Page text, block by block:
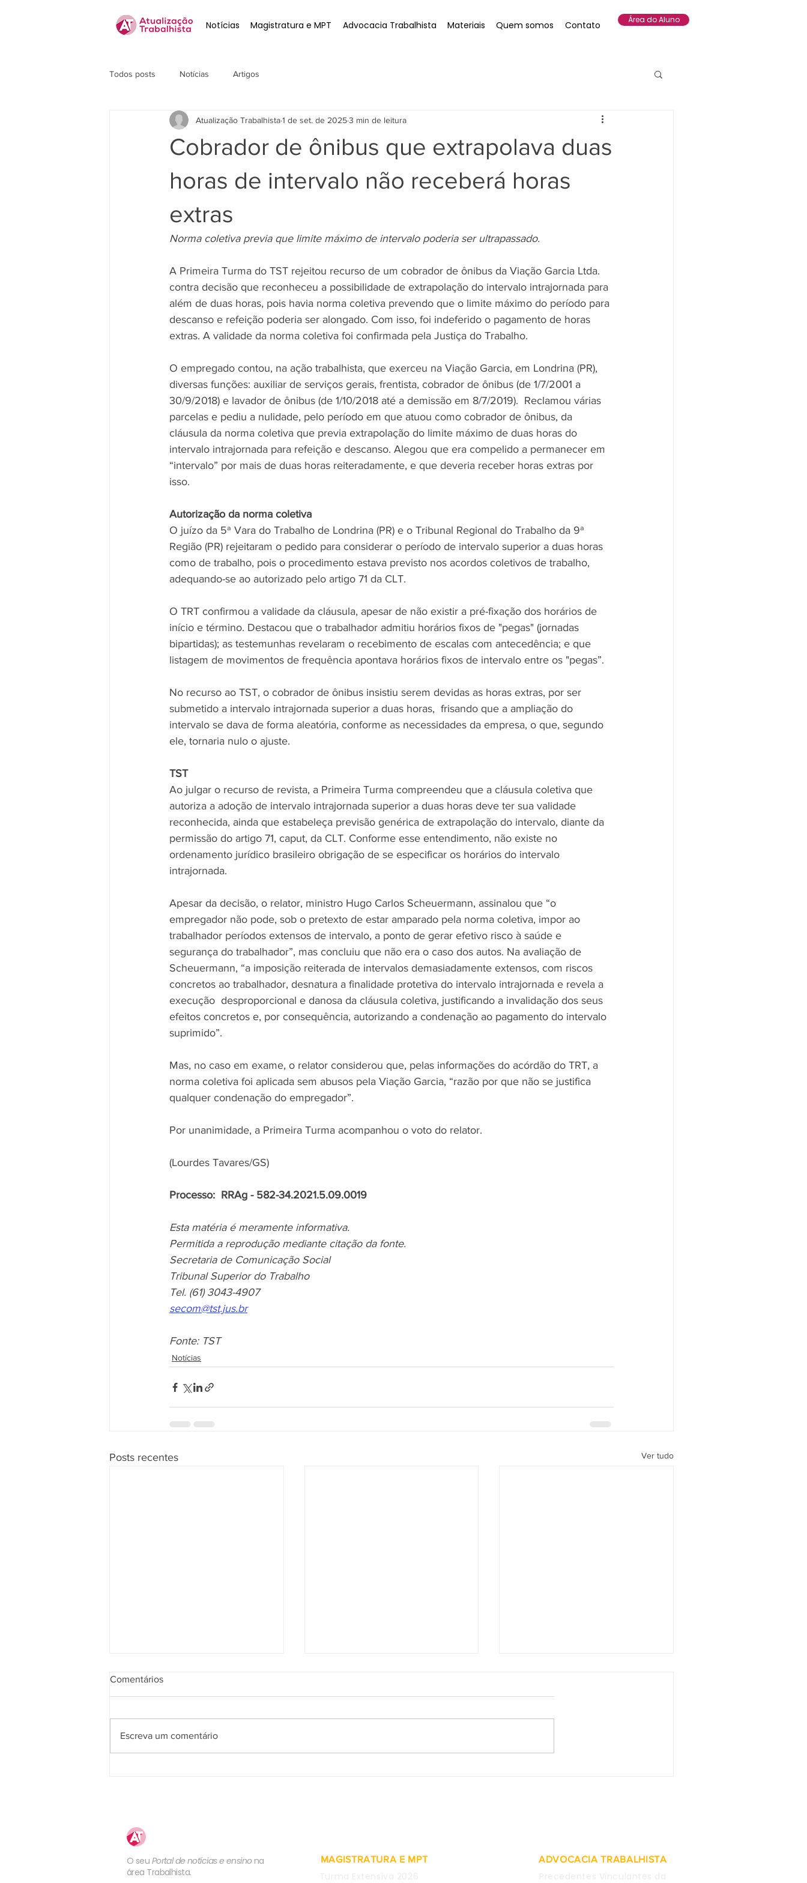
Notícias Magistratura e MPT Advocacia Trabalhista Materiais Quem somos Contato Área do Aluno
Todos posts Notícias Artigos
Cobrador de ônibus que extrapolava duas
horas de intervalo não receberá horas
extras
Atualização Trabalhista1 de set. de 20253 min de leitura
Norma coletiva previa que limite máximo de intervalo poderia ser ultrapassado.
A Primeira Turma do TST rejeitou recurso de um cobrador de ônibus da Viação Garcia Ltda.
contra decisão que reconheceu a possibilidade de extrapolação do intervalo intrajornada para
além de duas horas, pois havia norma coletiva prevendo que o limite máximo do período para
descanso e refeição poderia ser alongado. Com isso, foi indeferido o pagamento de horas
extras. A validade da norma coletiva foi confirmada pela Justiça do Trabalho.
O empregado contou, na ação trabalhista, que exerceu na Viação Garcia, em Londrina (PR),
diversas funções: auxiliar de serviços gerais, frentista, cobrador de ônibus (de 1/7/2001 a
30/9/2018) e lavador de ônibus (de 1/10/2018 até a demissão em 8/7/2019).  Reclamou várias
parcelas e pediu a nulidade, pelo período em que atuou como cobrador de ônibus, da
cláusula da norma coletiva que previa extrapolação do limite máximo de duas horas do
intervalo intrajornada para refeição e descanso. Alegou que era compelido a permanecer em
“intervalo” por mais de duas horas reiteradamente, e que deveria receber horas extras por
isso.
Autorização da norma coletiva
O juízo da 5ª Vara do Trabalho de Londrina (PR) e o Tribunal Regional do Trabalho da 9ª
Região (PR) rejeitaram o pedido para considerar o período de intervalo superior a duas horas
como de trabalho, pois o procedimento estava previsto nos acordos coletivos de trabalho,
adequando-se ao autorizado pelo artigo 71 da CLT.
O TRT confirmou a validade da cláusula, apesar de não existir a pré-fixação dos horários de
início e término. Destacou que o trabalhador admitiu horários fixos de "pegas" (jornadas
bipartidas); as testemunhas revelaram o recebimento de escalas com antecedência; e que
listagem de movimentos de frequência apontava horários fixos de intervalo entre os "pegas”.
No recurso ao TST, o cobrador de ônibus insistiu serem devidas as horas extras, por ser
submetido a intervalo intrajornada superior a duas horas,  frisando que a ampliação do
intervalo se dava de forma aleatória, conforme as necessidades da empresa, o que, segundo
ele, tornaria nulo o ajuste.
TST
Ao julgar o recurso de revista, a Primeira Turma compreendeu que a cláusula coletiva que
autoriza a adoção de intervalo intrajornada superior a duas horas deve ter sua validade
reconhecida, ainda que estabeleça previsão genérica de extrapolação do intervalo, diante da
permissão do artigo 71, caput, da CLT. Conforme esse entendimento, não existe no
ordenamento jurídico brasileiro obrigação de se especificar os horários do intervalo
intrajornada.
Apesar da decisão, o relator, ministro Hugo Carlos Scheuermann, assinalou que “o
empregador não pode, sob o pretexto de estar amparado pela norma coletiva, impor ao
trabalhador períodos extensos de intervalo, a ponto de gerar efetivo risco à saúde e
segurança do trabalhador”, mas concluiu que não era o caso dos autos. Na avaliação de
Scheuermann, “a imposição reiterada de intervalos demasiadamente extensos, com riscos
concretos ao trabalhador, desnatura a finalidade protetiva do intervalo intrajornada e revela a
execução  desproporcional e danosa da cláusula coletiva, justificando a invalidação dos seus
efeitos concretos e, por consequência, autorizando a condenação ao pagamento do intervalo
suprimido”.
Mas, no caso em exame, o relator considerou que, pelas informações do acórdão do TRT, a
norma coletiva foi aplicada sem abusos pela Viação Garcia, “razão por que não se justifica
qualquer condenação do empregador”.
Por unanimidade, a Primeira Turma acompanhou o voto do relator.
(Lourdes Tavares/GS)
Processo:  RRAg - 582-34.2021.5.09.0019
Esta matéria é meramente informativa.
Permitida a reprodução mediante citação da fonte.
Secretaria de Comunicação Social
Tribunal Superior do Trabalho
Tel. (61) 3043-4907
secom@tst.jus.br
Fonte: TST
Notícias
Posts recentes Ver tudo
Comentários
Escreva um comentário
O seu Portal de notícias e ensino na
área Trabalhista.
MAGISTRATURA E MPT ADVOCACIA TRABALHISTA